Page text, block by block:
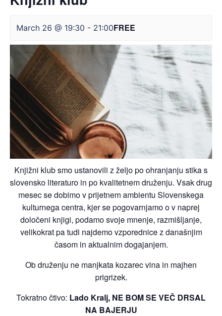
March 26 @ 19:30 - 21:00FREE
Knjižni klub smo ustanovili z željo po ohranjanju stika s
slovensko literaturo in po kvalitetnem druženju. Vsak drug
mesec se dobimo v prijetnem ambientu Slovenskega
kulturnega centra, kjer se pogovarnjamo o v naprej
določeni knjigi, podamo svoje mnenje, razmišljanje,
velikokrat pa tudi najdemo vzporednice z današnjim
časom in aktualnim dogajanjem.
Ob druženju ne manjkata kozarec vina in majhen
prigrizek.
Tokratno čtivo: Lado Kralj, NE BOM SE VEČ DRSAL
NA BAJERJU